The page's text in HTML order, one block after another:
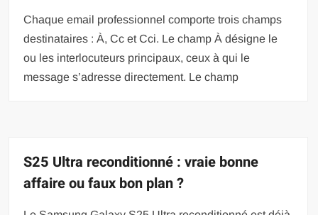
Chaque email professionnel comporte trois champs
destinataires : À, Cc et Cci. Le champ À désigne le
ou les interlocuteurs principaux, ceux à qui le
message s’adresse directement. Le champ
S25 Ultra reconditionné : vraie bonne
affaire ou faux bon plan ?